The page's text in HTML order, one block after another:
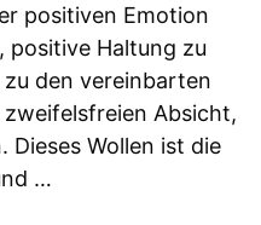
positiven Emotion
positive Haltung zu
den vereinbarten
Absicht,
Dieses Wollen ist die
…